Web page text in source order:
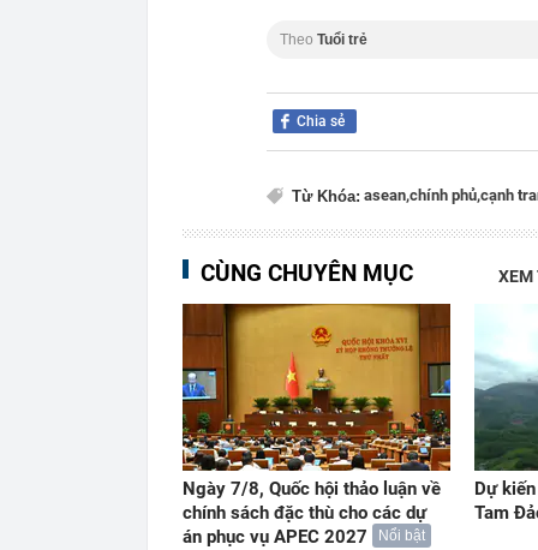
Theo Tuổi trẻ
Chia sẻ
Từ Khóa: asean,chính phủ,cạnh
CÙNG CHUYÊN MỤC XEM
Ngày 7/8, Quốc hội thảo luận về
chính sách đặc thù cho các dự
án phục vụ APEC 2027
Nổi bật
Dự
Tam